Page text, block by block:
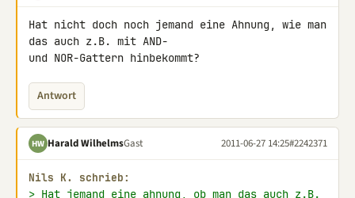
Hat nicht doch noch jemand eine Ahnung, wie man
das auch z.B. mit AND-
und NOR-Gattern hinbekommt?
Antwort
HW Harald WilhelmsGast 2011-06-27 14:25#2242371
Nils K. schrieb:
> Hat jemand eine ahnung, ob man das auch z.B.